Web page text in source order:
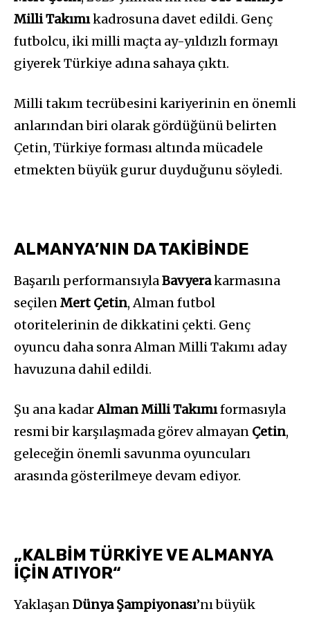
Milli Takımıkadrosuna davet edildi. Genç
futbolcu, iki milli maçta ay-yıldızlı formayı
giyerek Türkiye adına sahaya çıktı.
Milli takım tecrübesini kariyerinin en önemli
anlarından biri olarak gördüğünü belirten
Çetin, Türkiye forması altında mücadele
etmekten büyük gurur duyduğunu söyledi.
ALMANYA’NIN DA TAKİBİNDE
Başarılı performansıylaBavyerakarmasına
seçilenMert Çetin, Alman futbol
otoritelerinin de dikkatini çekti. Genç
oyuncu daha sonra Alman Milli Takımı aday
havuzuna dahil edildi.
Şu ana kadarAlman Milli Takımıformasıyla
resmi bir karşılaşmada görev almayan Çetin,
geleceğin önemli savunma oyuncuları
arasında gösterilmeye devam ediyor.
„KALBİM TÜRKİYE VE ALMANYA
İÇİN ATIYOR“
YaklaşanDünya Şampiyonası’nı büyük